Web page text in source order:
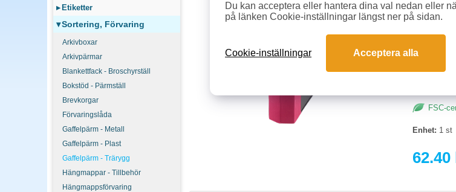
▸ Etiketter
▾Sortering, Förvaring
Arkivboxar
Arkivpärmar
Blankettfack - Broschyrställ
Bokstöd - Pärmställ
Brevkorgar
Förvaringslåda
Gaffelpärm - Metall
Gaffelpärm - Plast
Gaffelpärm - Trärygg
Hängmappar - Tillbehör
Hängmappsförvaring
Format:A4
FSC-
Enhet: 1 st
62.40
Du kan acceptera eller hantera dina val nedan eller
på länken Cookie-inställningar längst ner på sidan.
Cookie-inställningar Acceptera alla